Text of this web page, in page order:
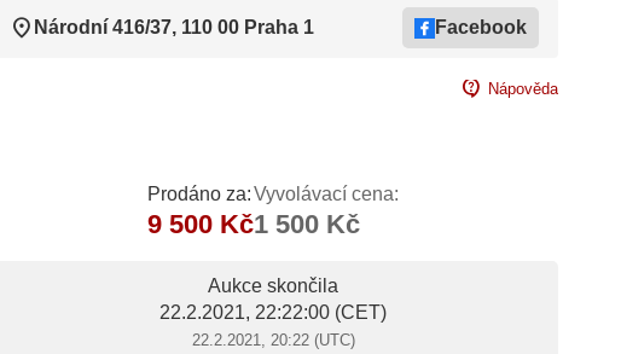
location_on Národní 416/37, 110 00 Praha 1 Facebook
contact_support Nápověda
Prodáno za:
9 500 Kč
Vyvolávací cena:
1 500 Kč
Aukce skončila
22.2.2021, 22:22:00 (CET)
22.2.2021, 20:22 (UTC)